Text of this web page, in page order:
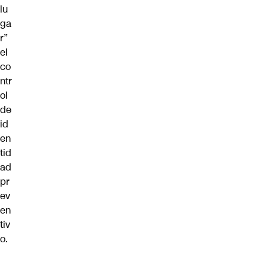
lu
ga
r”
el
co
ntr
ol
de
id
en
tid
ad
pr
ev
en
tiv
o.